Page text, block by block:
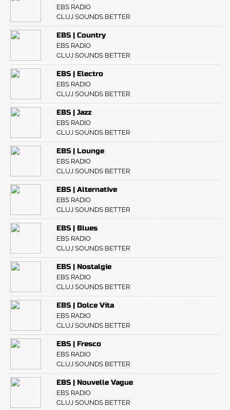
EBS RADIO
CLUJ SOUNDS BETTER
EBS | Country
EBS RADIO
CLUJ SOUNDS BETTER
EBS | Electro
EBS RADIO
CLUJ SOUNDS BETTER
EBS | Jazz
EBS RADIO
CLUJ SOUNDS BETTER
EBS | Lounge
EBS RADIO
CLUJ SOUNDS BETTER
EBS | Alternative
EBS RADIO
CLUJ SOUNDS BETTER
EBS | Blues
EBS RADIO
CLUJ SOUNDS BETTER
EBS | Nostalgie
EBS RADIO
CLUJ SOUNDS BETTER
EBS | Dolce Vita
EBS RADIO
CLUJ SOUNDS BETTER
EBS | Fresco
EBS RADIO
CLUJ SOUNDS BETTER
EBS | Nouvelle Vague
EBS RADIO
CLUJ SOUNDS BETTER